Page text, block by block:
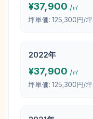
¥37,900 /㎡
坪単価: 125,300円/坪
2022年
¥37,900 /㎡
坪単価: 125,300円/坪